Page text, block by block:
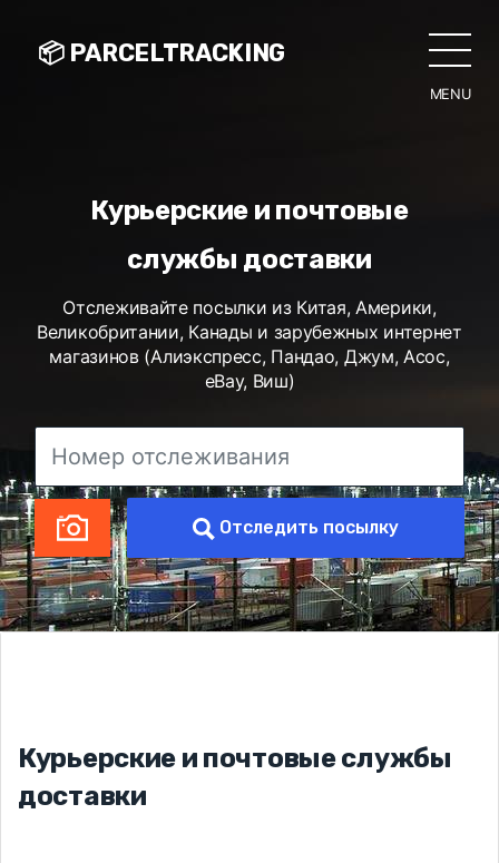
MENU
📦 PARCELTRACKING
Курьерские и почтовые
службы доставки
Отслеживайте посылки из Китая, Америки,
Великобритании, Канады и зарубежных интернет
магазинов (Алиэкспресс, Пандао, Джум, Асос,
eBay, Виш)
Отследить посылку
Курьерские и почтовые службы
доставки